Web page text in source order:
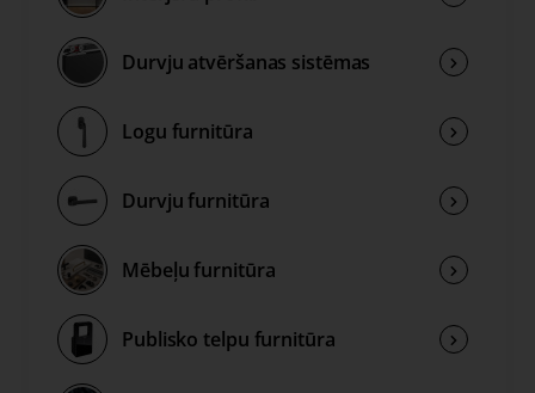
Durvju atvēršanas sistēmas
Logu furnitūra
Durvju furnitūra
Mēbeļu furnitūra
Publisko telpu furnitūra